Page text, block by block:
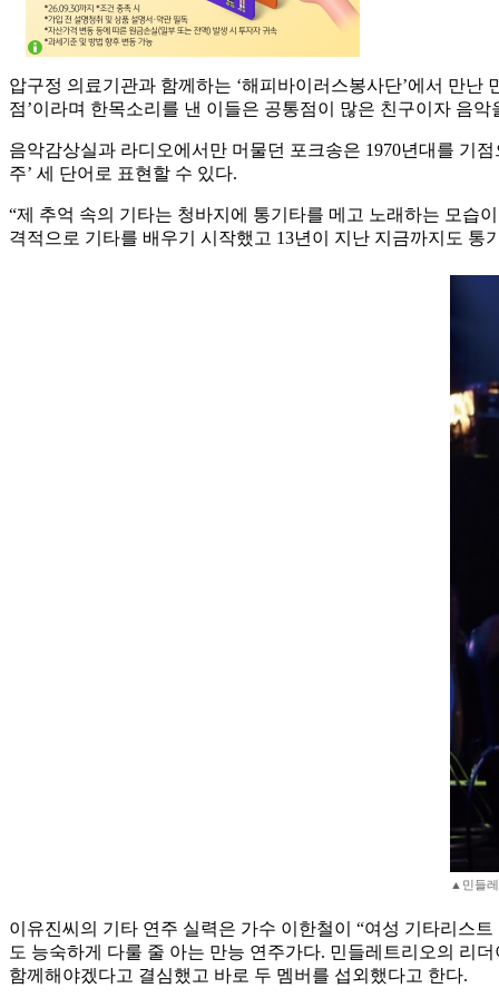
압구정 의료기관과 함께하는 ‘해피바이러스봉사단’에서 만
점’이라며 한목소리를 낸 이들은 공통점이 많은 친구이자 음
음악감상실과 라디오에서만 머물던 포크송은 1970년대를 기
주’ 세 단어로 표현할 수 있다.
“제 추억 속의 기타는 청바지에 통기타를 메고 노래하는 모습
격적으로 기타를 배우기 시작했고 13년이 지난 지금까지도 통
▲민들
이유진씨의 기타 연주 실력은 가수 이한철이 “여성 기타리스
도 능숙하게 다룰 줄 아는 만능 연주가다. 민들레트리오의 리
함께해야겠다고 결심했고 바로 두 멤버를 섭외했다고 한다.